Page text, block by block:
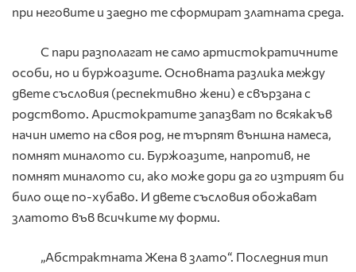
при неговите и заедно те сформират златната среда.
С пари разполагат не само артистократичните
особи, но и буржоазите. Основната разлика между
двете съсловия (респективно жени) е свързана с
родството. Аристократите запазват по всякакъв
начин името на своя род, не търпят външна намеса,
помнят миналото си. Буржоазите, напротив, не
помнят миналото си, ако може дори да го изтрият би
било още по-хубаво. И двете съсловия обожават
златото във всичките му форми.
„Абстрактната Жена в злато“. Последния тип